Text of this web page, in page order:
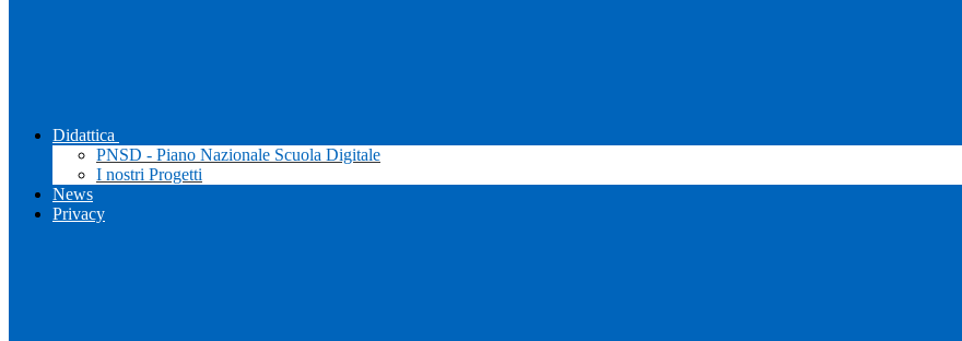
Didattica
PNSD - Piano Nazionale Scuola Digitale
I nostri Progetti
News
Privacy